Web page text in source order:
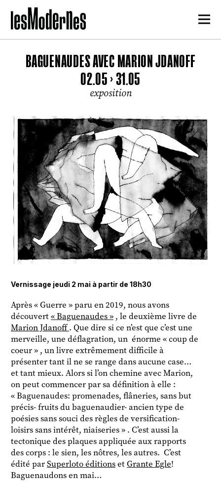
BAGUENAUDES AVEC MARION JDANOFF
02.05 > 31.05
exposition
Après « Guerre » paru en 2019, nous avons
découvert« Baguenaudes » , le deuxième livre de
Marion Jdanoff. Que dire si ce n’est que c’est une
merveille, une déflagration, un énorme « coup de
coeur » , un livre extrêmement difficile à
présenter tant il ne se range dans aucune case…
et tant mieux. Alors si l’on chemine avec Marion,
on peut commencer par sa définition à elle :
« Baguenaudes: promenades, flâneries, sans but
précis- fruits du baguenaudier- ancien type de
poésies sans souci des règles de versification-
loisirs sans intérêt, niaiseries » . C’est aussi la
tectonique des plaques appliquée aux rapports
des corps : le sien, les nôtres, les autres. C’est
édité parSuperloto éditionsetGrante Egle!
Baguenaudons en mai…
Vernissage jeudi 2 mai à partir de 18h30